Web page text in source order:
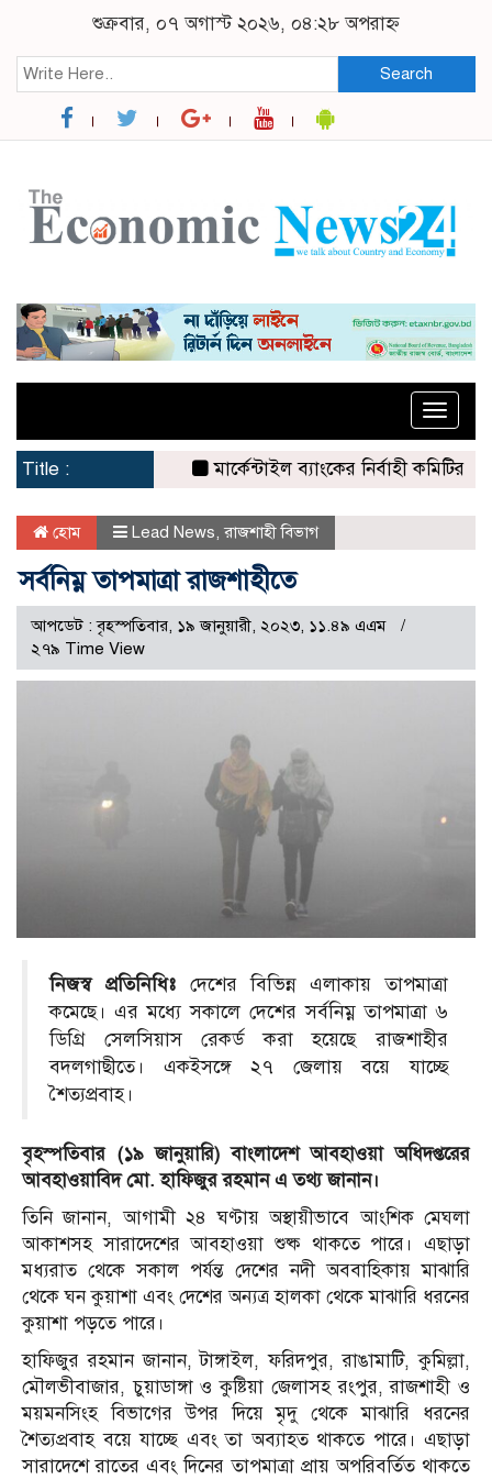
শুক্রবার, ০৭ অগাস্ট ২০২৬, ০৪:২৮ অপরাহ্ন
Search
Toggle
Title :
মার্কেন্টাইল ব্যাংকের নির্বাহী কমিটির
হোম Lead News রাজশাহী বিভাগ
সর্বনিম্ন তাপমাত্রা রাজশাহীতে
আপডেট : বৃহস্পতিবার, ১৯ জানুয়ারী, ২০২৩, ১১.৪৯ এএম
২৭৯ Time View
নিজস্ব প্রতিনিধিঃদেশের বিভিন্ন এলাকায় তাপমাত্রা
কমেছে। এর মধ্যে সকালে দেশের সর্বনিম্ন তাপমাত্রা ৬
ডিগ্রি সেলসিয়াস রেকর্ড করা হয়েছে রাজশাহীর
বদলগাছীতে। একইসঙ্গে ২৭ জেলায় বয়ে যাচ্ছে
শৈত্যপ্রবাহ।
বৃহস্পতিবার (১৯ জানুয়ারি) বাংলাদেশ আবহাওয়া অধিদপ্তরের
আবহাওয়াবিদ মো. হাফিজুর রহমান এ তথ্য জানান।
তিনি জানান, আগামী ২৪ ঘণ্টায় অস্থায়ীভাবে আংশিক মেঘলা
আকাশসহ সারাদেশের আবহাওয়া শুষ্ক থাকতে পারে। এছাড়া
মধ্যরাত থেকে সকাল পর্যন্ত দেশের নদী অববাহিকায় মাঝারি
থেকে ঘন কুয়াশা এবং দেশের অন্যত্র হালকা থেকে মাঝারি ধরনের
কুয়াশা পড়তে পারে।
হাফিজুর রহমান জানান, টাঙ্গাইল, ফরিদপুর, রাঙামাটি, কুমিল্লা,
মৌলভীবাজার, চুয়াডাঙ্গা ও কুষ্টিয়া জেলাসহ রংপুর, রাজশাহী ও
ময়মনসিংহ বিভাগের উপর দিয়ে মৃদু থেকে মাঝারি ধরনের
শৈত্যপ্রবাহ বয়ে যাচ্ছে এবং তা অব্যাহত থাকতে পারে। এছাড়া
সারাদেশে রাতের এবং দিনের তাপমাত্রা প্রায় অপরিবর্তিত থাকতে